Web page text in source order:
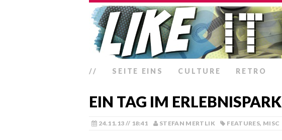
// SEITE EINS CULTURE RETRO
EIN TAG IM ERLEBNISPARK
24.11.13 // 18:41 STEFAN MERTLIK FEATURES, MISC